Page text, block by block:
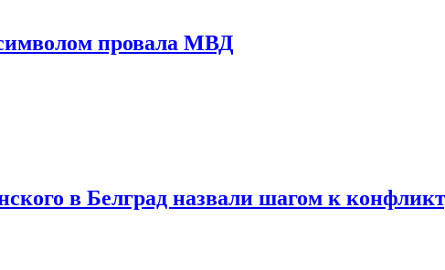
провала МВД
в Белград назвали шагом к